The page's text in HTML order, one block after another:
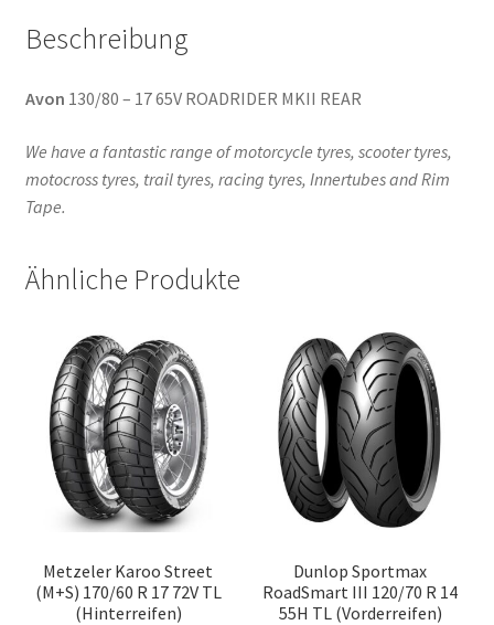
Beschreibung
Avon 130/80 – 17 65V ROADRIDER MKII REAR
We have a fantastic range of motorcycle tyres, scooter tyres,
motocross tyres, trail tyres, racing tyres, Innertubes and Rim
Tape.
Ähnliche Produkte
Metzeler Karoo Street
(M+S) 170/60 R 17 72V TL
(Hinterreifen)
Dunlop Sportmax
RoadSmart III 120/70 R 14
55H TL (Vorderreifen)